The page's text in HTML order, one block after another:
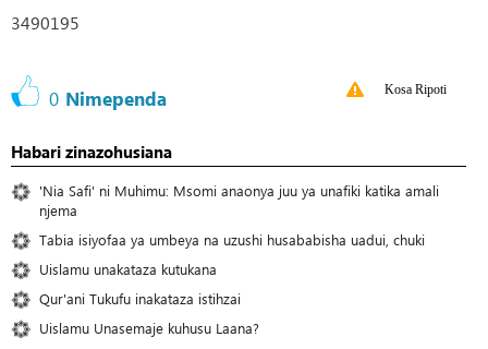
3490195
0 Nimependa Kosa Ripoti
Habari zinazohusiana
'Nia Safi' ni Muhimu: Msomi anaonya juu ya unafiki katika amali
njema
Tabia isiyofaa ya umbeya na uzushi husababisha uadui, chuki
Uislamu unakataza kutukana
Qur'ani Tukufu inakataza istihzai
Uislamu Unasemaje kuhusu Laana?